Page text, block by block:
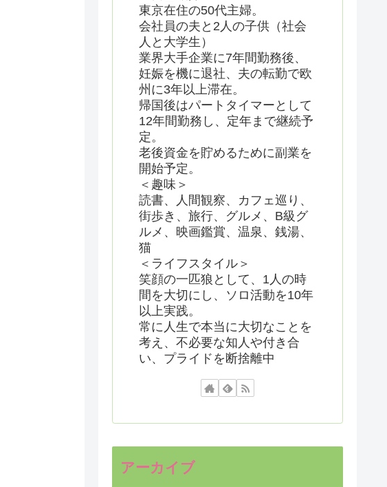
東京在住の50代主婦。
会社員の夫と2人の子供（社会
人と大学生）
業界大手企業に7年間勤務後、
妊娠を機に退社、夫の転勤で欧
州に3年以上滞在。
帰国後はパートタイマーとして
12年間勤務し、定年まで継続予
定。
老後資金を貯めるために副業を
開始予定。
＜趣味＞
読書、人間観察、カフェ巡り、
街歩き、旅行、グルメ、B級グ
ルメ、映画鑑賞、温泉、銭湯、
猫
＜ライフスタイル＞
笑顔の一匹狼として、1人の時
間を大切にし、ソロ活動を10年
以上実践。
常に人生で本当に大切なことを
考え、不必要な知人や付き合
い、プライドを断捨離中
アーカイブ